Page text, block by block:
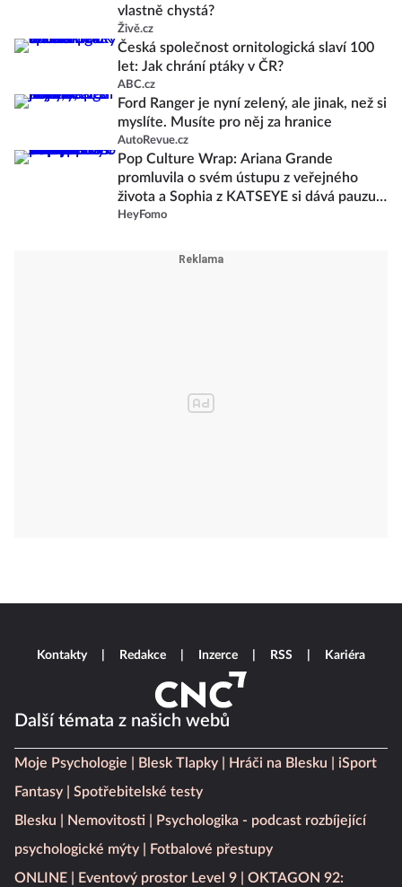
vlastně chystá?
Živě.cz
Česká společnost ornitologická slaví 100
let: Jak chrání ptáky v ČR?
ABC.cz
Ford Ranger je nyní zelený, ale jinak, než si
myslíte. Musíte pro něj za hranice
AutoRevue.cz
Pop Culture Wrap: Ariana Grande
promluvila o svém ústupu z veřejného
života a Sophia z KATSEYE si dává pauzu
od skupiny
HeyFomo
Další témata z našich webů
Moje Psychologie Blesk Tlapky Hráči na Blesku
iSport
Fantasy
Spotřebitelské testy
Blesku
Nemovitosti
Psychologika - podcast rozbíjející
psychologické mýty
Fotbalové přestupy
ONLINE
Eventový prostor Level 9
OKTAGON 92:
Kontakty Redakce Inzerce RSS Kariéra